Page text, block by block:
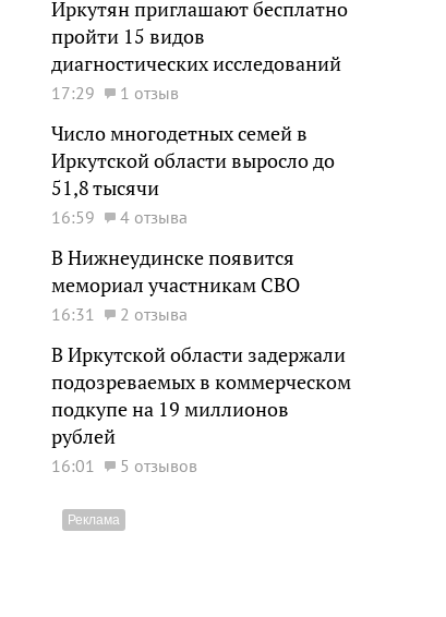
Иркутян приглашают бесплатно
пройти 15 видов
диагностических исследований
17:29 1 отзыв
Число многодетных семей в
Иркутской области выросло до
51,8 тысячи
16:59 4 отзыва
В Нижнеудинске появится
мемориал участникам СВО
16:31 2 отзыва
В Иркутской области задержали
подозреваемых в коммерческом
подкупе на 19 миллионов
рублей
16:01 5 отзывов